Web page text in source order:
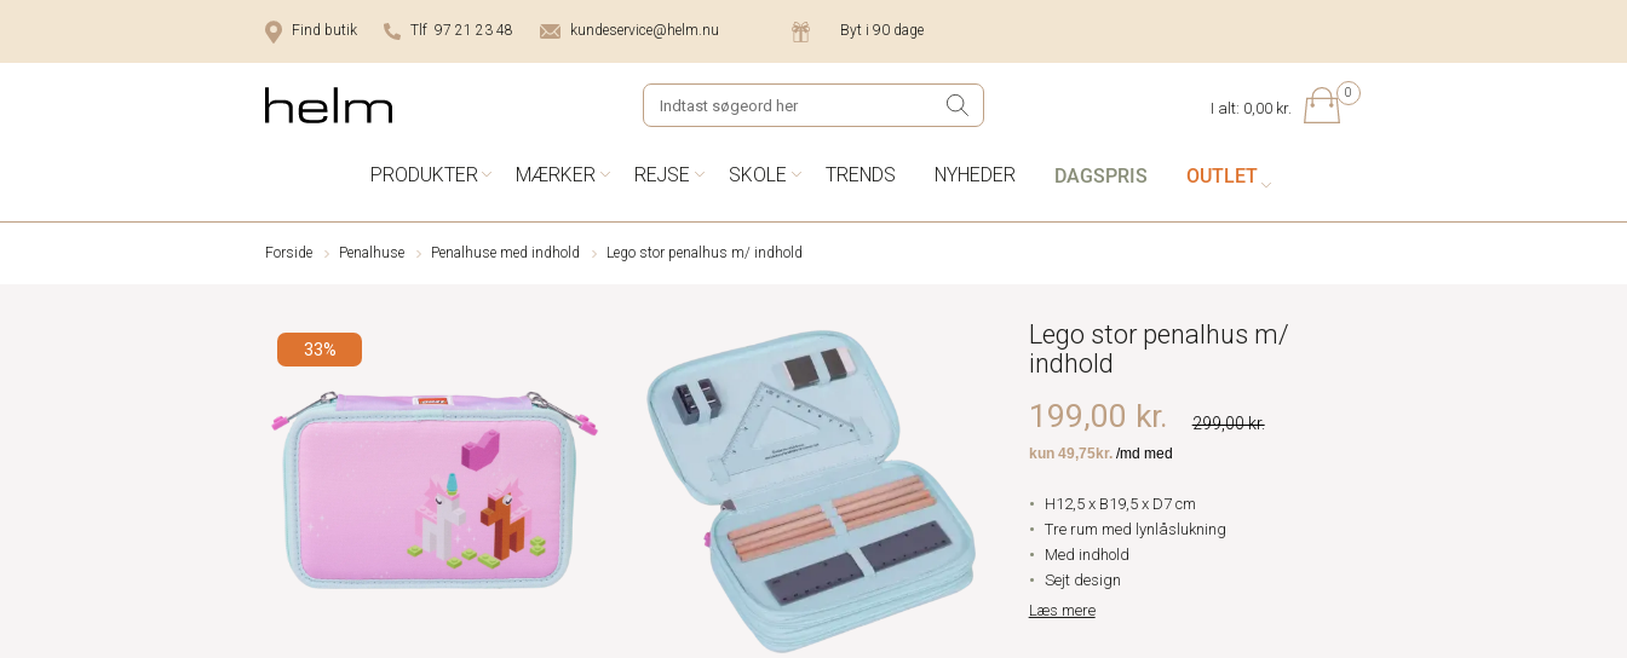
Find butik Tlf 97 21 23 48 kundeservice@helm.nu Byt i 90 dage
0
I alt: 0,00 kr.
PRODUKTER MÆRKER REJSE SKOLE TRENDS NYHEDER DAGSPRIS OUTLET
Forside Penalhuse Penalhuse med indhold Lego stor penalhus m/ indhold
33%
Lego stor penalhus m/
indhold
299,00 kr.
199,00 kr.
H12,5 x B19,5 x D7 cm
Tre rum med lynlåslukning
Med indhold
Sejt design
Læs mere